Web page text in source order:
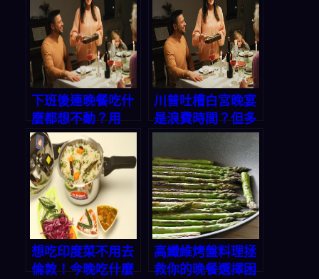
下班後連晚餐吃什
麼都想不動？用
「今晚吃什麼」
App一鍵生成三餸
一湯輕鬆搞定
川普吐槽白宮晚宴
是浪費時間？但多
數人真正的困擾
是：今晚吃什麼？
想吃印度菜不用去
倫敦！今晚吃什麼
高纖維烤盤料理拯
救你的晚餐選擇困